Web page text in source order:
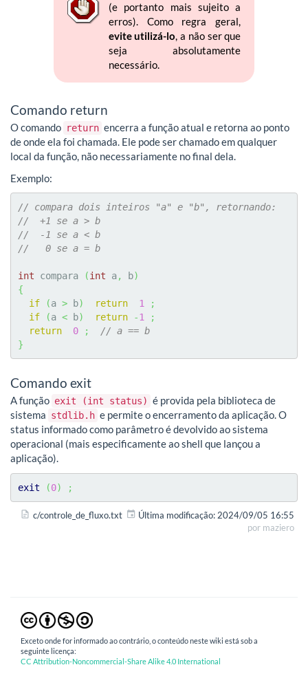
(e portanto mais sujeito a
erros). Como regra geral,
evite utilizá-lo, a não ser que
seja absolutamente
necessário.
Comando return
O comando return encerra a função atual e retorna ao ponto
de onde ela foi chamada. Ele pode ser chamado em qualquer
local da função, não necessariamente no final dela.
Exemplo:
// compara dois inteiros "a" e "b", retornando:
//  +1 se a > b
//  -1 se a < b
//   0 se a = b
int compara (int a, b)
{
if
(a > b) return 1
;
if
(a < b) return -1
;
return
0 ;
// a == b
}
Comando exit
A função exit (int status) é provida pela biblioteca de
sistema stdlib.h e permite o encerramento da aplicação. O
status informado como parâmetro é devolvido ao sistema
operacional (mais especificamente ao shell que lançou a
aplicação).
exit (0) ;
c/controle_de_fluxo.txt Última modificação: 2024/09/05 16:55
por maziero
Exceto onde for informado ao contrário, o conteúdo neste wiki está sob a
seguinte licença:
CC Attribution-Noncommercial-Share Alike 4.0 International